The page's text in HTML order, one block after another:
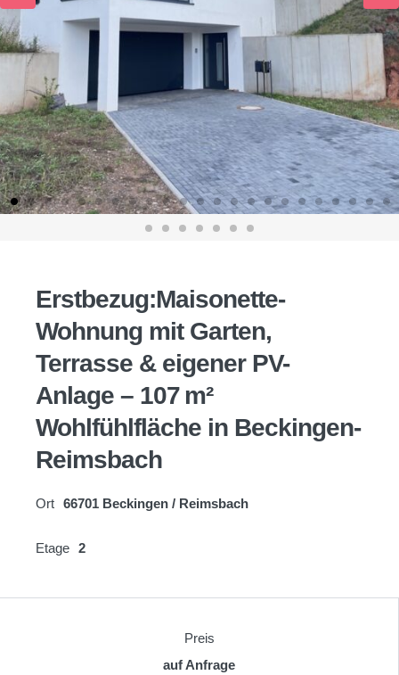
Erstbezug:Maisonette-
Wohnung mit Garten,
Terrasse & eigener PV-
Anlage – 107 m²
Wohlfühlfläche in Beckingen-
Reimsbach
Ort 66701 Beckingen / Reimsbach
Etage 2
Preis
auf Anfrage